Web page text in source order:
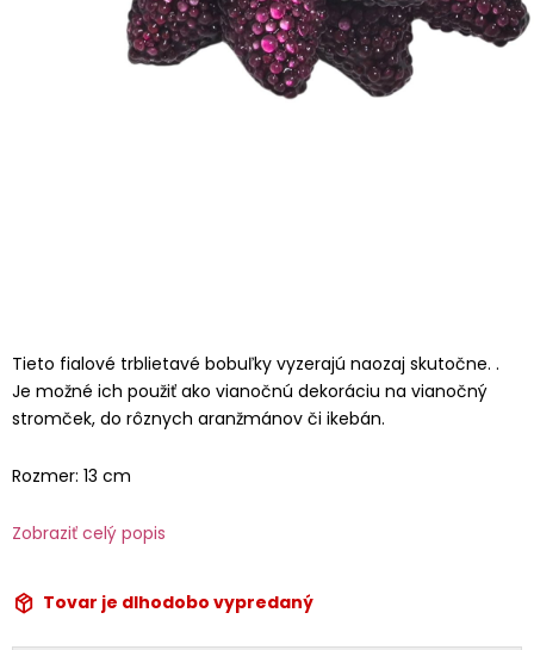
Tieto fialové trblietavé bobuľky vyzerajú naozaj skutočne. .
Je možné ich použiť ako vianočnú dekoráciu na vianočný
stromček, do rôznych aranžmánov či ikebán.
Rozmer: 13 cm
Zobraziť celý popis
Tovar je dlhodobo vypredaný